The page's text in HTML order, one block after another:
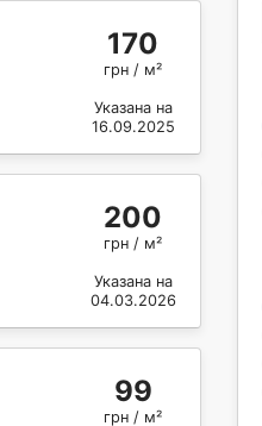
170
грн / м²
Указана на
16.09.2025
200
грн / м²
Указана на
04.03.2026
99
грн / м²